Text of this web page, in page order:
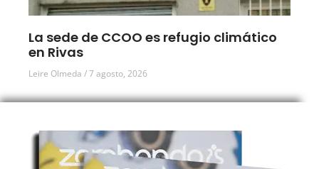
La sede de CCOO es refugio climático
en Rivas
Leire Olmeda 7 agosto, 2026